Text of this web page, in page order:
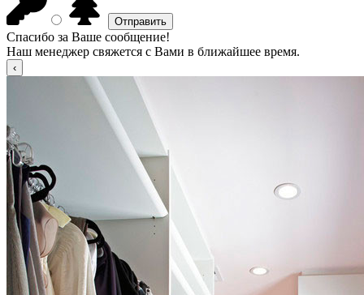
Спасибо за Ваше сообщение!
Наш менеджер свяжется с Вами в ближайшее время.